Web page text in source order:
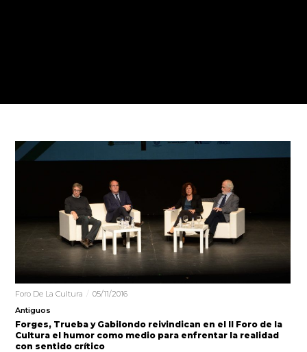
Foro De La Cultura
05/11/2016
Antiguos
Forges, Trueba y Gabilondo reivindican en el II Foro de la
Cultura el humor como medio para enfrentar la realidad
con sentido crítico